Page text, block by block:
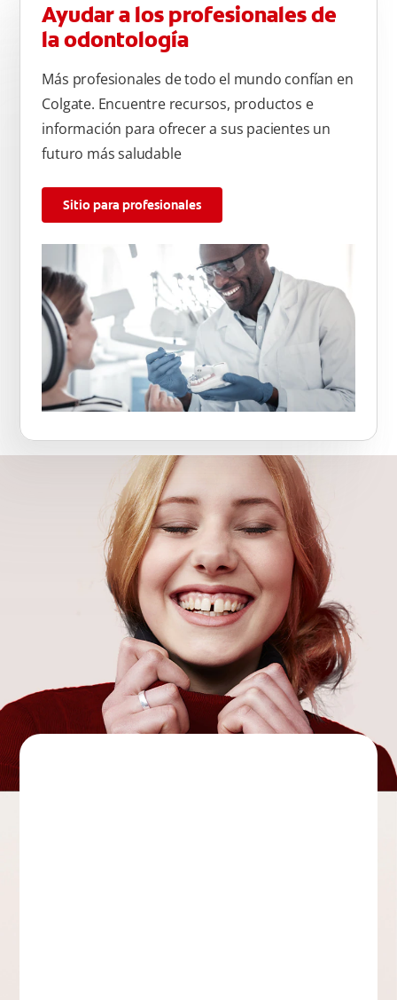
Ayudar a los profesionales de
la odontología
Más profesionales de todo el mundo confían en
Colgate. Encuentre recursos, productos e
información para ofrecer a sus pacientes un
futuro más saludable
Sitio para profesionales